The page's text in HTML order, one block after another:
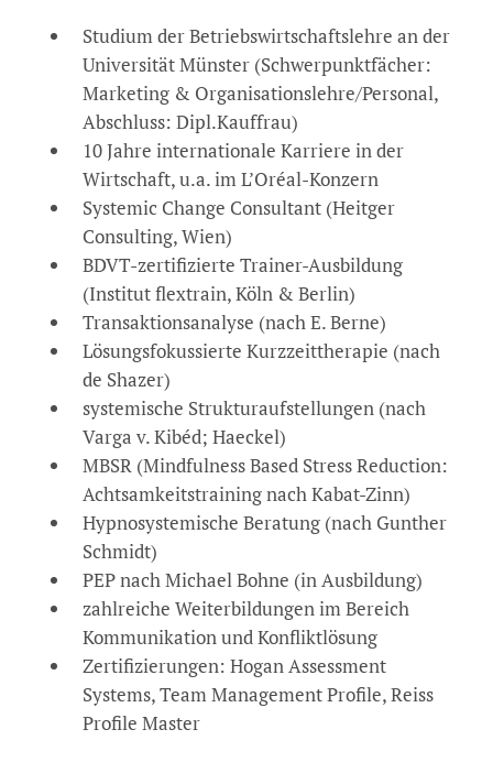
Studium der Betriebswirtschaftslehre an der
Universität Münster (Schwerpunktfächer:
Marketing & Organisationslehre/Personal,
Abschluss: Dipl.Kauffrau)
10 Jahre internationale Karriere in der
Wirtschaft, u.a. im L’Oréal-Konzern
Systemic Change Consultant (Heitger
Consulting, Wien)
BDVT-zertifizierte Trainer-Ausbildung
(Institut flextrain, Köln & Berlin)
Transaktionsanalyse (nach E. Berne)
Lösungsfokussierte Kurzzeittherapie (nach
de Shazer)
systemische Strukturaufstellungen (nach
Varga v. Kibéd; Haeckel)
MBSR (Mindfulness Based Stress Reduction:
Achtsamkeitstraining nach Kabat-Zinn)
Hypnosystemische Beratung (nach Gunther
Schmidt)
PEP nach Michael Bohne (in Ausbildung)
zahlreiche Weiterbildungen im Bereich
Kommunikation und Konfliktlösung
Zertifizierungen: Hogan Assessment
Systems, Team Management Profile, Reiss
Profile Master